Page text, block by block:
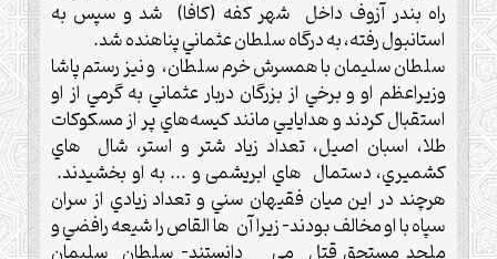
راه بندر آزوف داخل شهر كفه (کافا) شد و سپس به
استانبول رفته، به درگاه سلطان عثماني پناهنده شد.‌
سلطان سليمان با همسرش خرم سلطان، و نيز رستم پاشا
وزيراعظم او و برخي از بزرگان دربار عثماني به گرمي از او
استقبال كردند و هدايايي مانند كيسه‌هاي پر از مسكوكات
طلا، اسبان اصيل، تعداد زياد شتر و استر، شال هاي
كشميري، دستمال هاي ابريشمی و .‌.‌.‌ به او بخشيدند.‌
هرچند در اين ميان فقيهان سني و تعداد زيادي از سران
سپاه با او مخالف بودند- زيرا آن ها القاص را شيعه رافضي و